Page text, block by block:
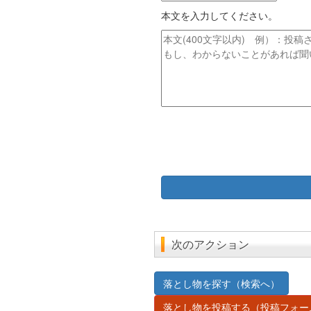
レ
ス
イ
ト
ル
本文を入力してください。
本
文
次のアクション
落とし物を探す（検索へ）
落とし物を投稿する（投稿フォ